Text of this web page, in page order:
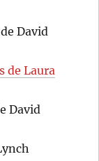
David
de Laura
David